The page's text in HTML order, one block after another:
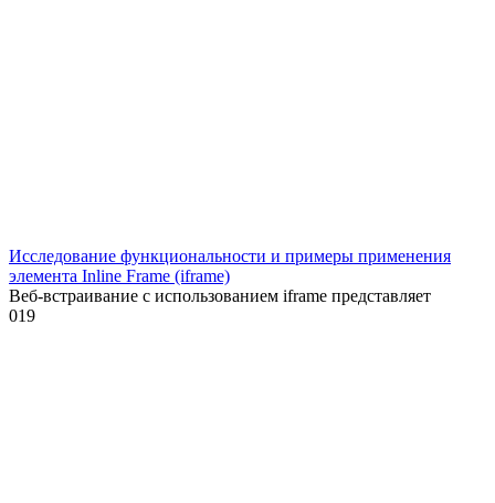
Исследование функциональности и примеры применения
элемента Inline Frame (iframe)
Веб-встраивание с использованием iframe представляет
019